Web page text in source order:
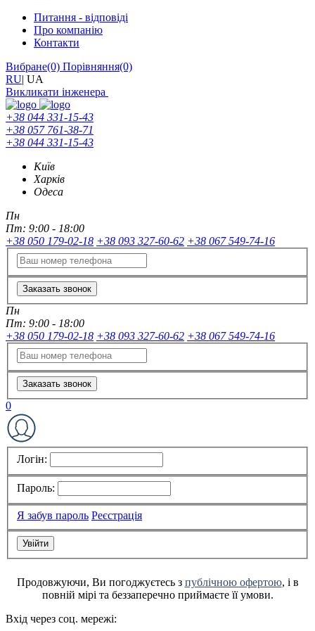
Питання - відповіді
Про компанію
Контакти
Вибране(0) Порівняння(0)
RU| UA
Викликати інженера
+38 044 331-15-43
+38 057 761-38-71
+38 044 331-15-43
Київ
Харків
Одеса
Пн
Пт: 9:00 - 18:00
+38 050 179-02-18 +38 093 327-60-62 +38 067 549-74-16
Заказать звонок
Пн
Пт: 9:00 - 18:00
+38 050 179-02-18 +38 093 327-60-62 +38 067 549-74-16
Заказать звонок
0
Логін:
Пароль:
Я забув пароль Реєстрація
Продовжуючи, Ви погоджуєтесь з публічною офертою, і в
повній мірі та беззаперечно приймаєте її умови.
Вхід через соц. мережі: